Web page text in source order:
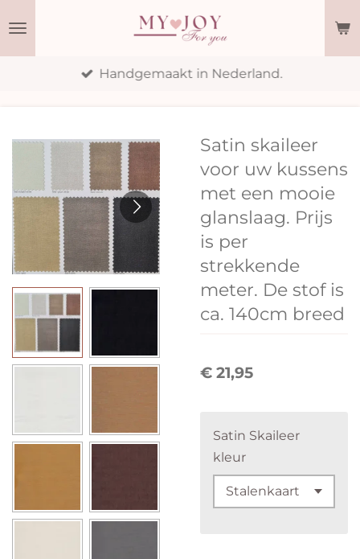
Handgemaakt in Nederland.
Satin skaileer
voor uw kussens
met een mooie
glanslaag. Prijs
is per
strekkende
meter. De stof is
ca. 140cm breed
€ 21,95
Satin Skaileer
kleur